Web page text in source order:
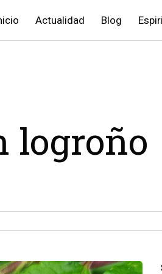
Actualidad Blog
logroño